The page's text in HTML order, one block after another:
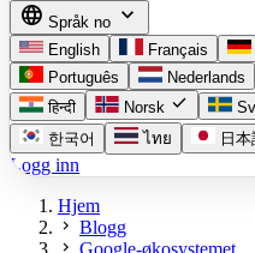
language Språk no expand_more
English Français
Português
Nederlands
हिन्दी
Norsk check
한국어
ไทย 日
Logg inn
Hjem
chevron_right Blogg
chevron_right Google-økosystemet